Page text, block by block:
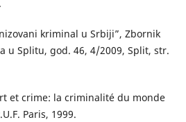
kriminal u Srbiji”, Zbornik
u Splitu, god. 46, 4/2009, Split, str.
et crime: la criminalité du monde
Paris, 1999.